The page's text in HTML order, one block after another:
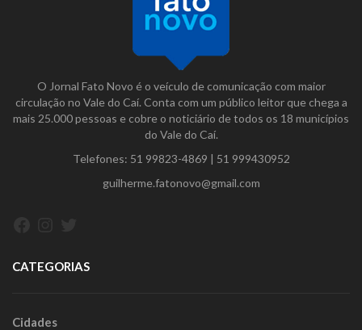
O Jornal Fato Novo é o veículo de comunicação com maior
circulação no Vale do Caí. Conta com um público leitor que chega a
mais 25.000 pessoas e cobre o noticiário de todos os 18 municípios
do Vale do Caí.
Telefones: 51 99823-4869 | 51 999430952
guilherme.fatonovo@gmail.com
CATEGORIAS
Cidades